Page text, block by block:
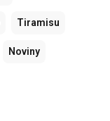
Tiramisu
Noviny